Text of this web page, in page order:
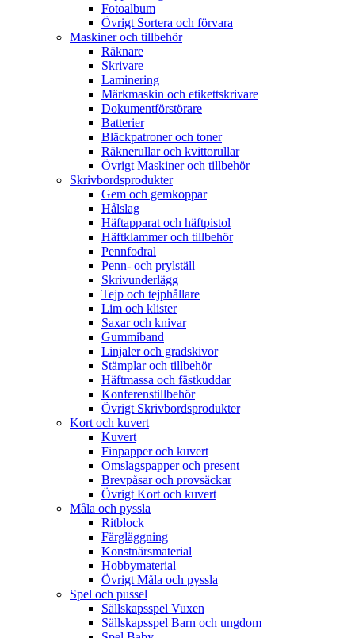
Fotoalbum
Övrigt Sortera och förvara
Maskiner och tillbehör
Räknare
Skrivare
Laminering
Märkmaskin och etikettskrivare
Dokumentförstörare
Batterier
Bläckpatroner och toner
Räknerullar och kvittorullar
Övrigt Maskiner och tillbehör
Skrivbordsprodukter
Gem och gemkoppar
Hålslag
Häftapparat och häftpistol
Häftklammer och tillbehör
Pennfodral
Penn- och prylställ
Skrivunderlägg
Tejp och tejphållare
Lim och klister
Saxar och knivar
Gummiband
Linjaler och gradskivor
Stämplar och tillbehör
Häftmassa och fästkuddar
Konferenstillbehör
Övrigt Skrivbordsprodukter
Kort och kuvert
Kuvert
Finpapper och kuvert
Omslagspapper och present
Brevpåsar och provsäckar
Övrigt Kort och kuvert
Måla och pyssla
Ritblock
Färgläggning
Konstnärsmaterial
Hobbymaterial
Övrigt Måla och pyssla
Spel och pussel
Sällskapsspel Vuxen
Sällskapsspel Barn och ungdom